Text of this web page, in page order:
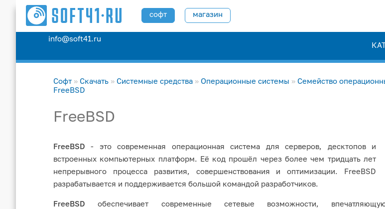
софт магазин
info@soft41.ru
Софт » Скачать » Системные средства » Операционные системы » Семейство
FreeBSD
FreeBSD
FreeBSD - это современная операционная система для серверов, десктопов и
встроенных компьютерных платформ. Её код прошёл через более чем тридцать лет
непрерывного процесса развития, совершенствования и оптимизации. FreeBSD
разрабатывается и поддерживается большой командой разработчиков.
FreeBSD обеспечивает современные сетевые возможности,